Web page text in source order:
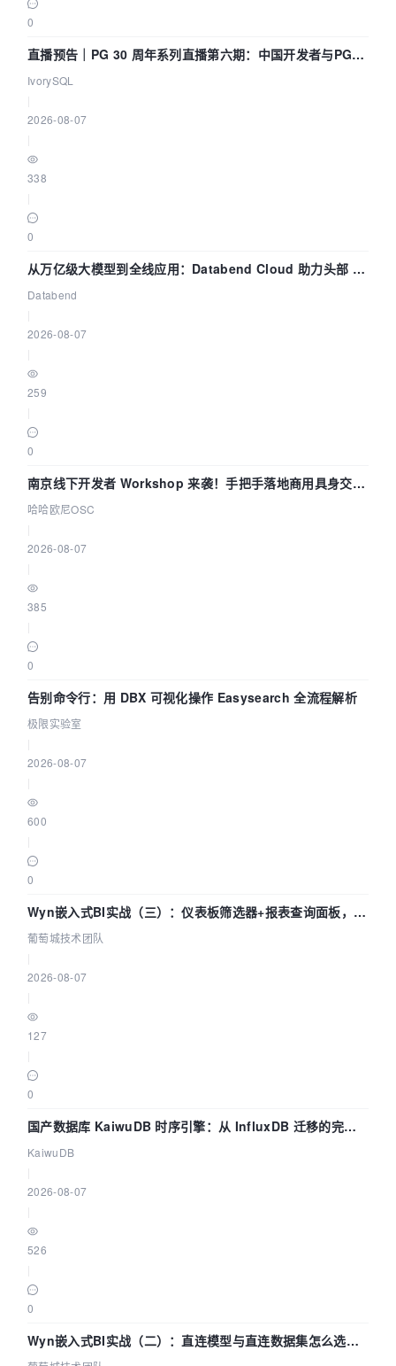
0
直播预告｜PG 30 周年系列直播第六期：中国开发者与PG内
核——我们改得动吗？我们贡献了什么？
IvorySQL
2026-08-07
338
0
从万亿级大模型到全线应用：Databend Cloud 助力头部 AI
企业构建全链路 Trace 数据管道
Databend
2026-08-07
259
0
南京线下开发者 Workshop 来袭！手把手落地商用具身交互
智能 Agent 应用
哈哈欧尼OSC
2026-08-07
385
0
告别命令行：用 DBX 可视化操作 Easysearch 全流程解析
极限实验室
2026-08-07
600
0
Wyn嵌入式BI实战（三）：仪表板筛选器+报表查询面板，参
数联动全闭环
葡萄城技术团队
2026-08-07
127
0
国产数据库 KaiwuDB 时序引擎：从 InfluxDB 迁移的完整
技术路径
KaiwuDB
2026-08-07
526
0
Wyn嵌入式BI实战（二）：直连模型与直连数据集怎么选，